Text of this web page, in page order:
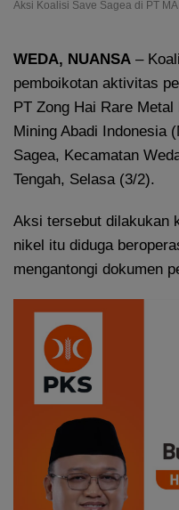
Aksi Koalisi Save Sagea di PT
WEDA, NUANSA –
pemboikotan aktivitas
PT Zong Hai Rare
Mining Abadi Indonesia
Sagea, Kecamatan
Tengah, Selasa (3/2).
Aksi tersebut dilakukan
nikel itu diduga
mengantongi dokumen